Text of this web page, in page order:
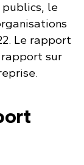
publics, le
Le rapport
rapport sur